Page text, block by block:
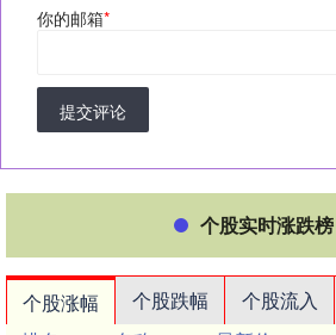
你的邮箱*
提交评论
个股实时涨跌榜
个股涨幅 个股跌幅 个股流入